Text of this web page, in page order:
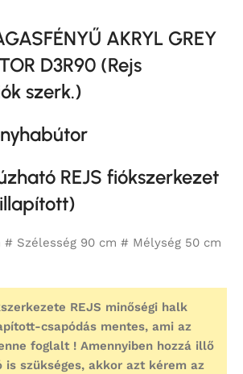
AKRYL GREY
D3R90 (Rejs
szerk.)
REJS fiókszerkezet
# Szélesség 90 cm # Mélység 50 cm
REJS minőségi halk
csapódás mentes, ami az
foglalt ! Amennyiben hozzá illő
is szükséges, akkor azt kérem az